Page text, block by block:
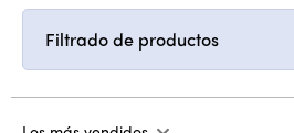
Filtrado de productos